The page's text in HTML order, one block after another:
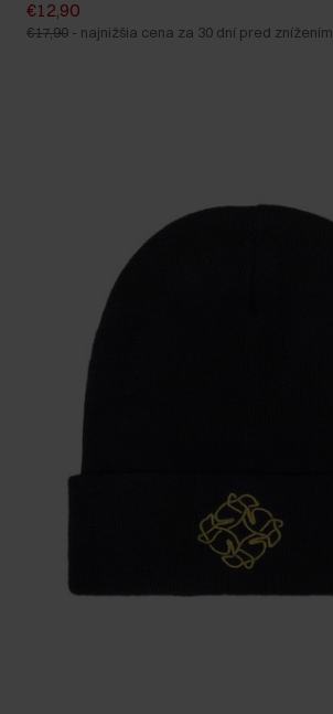
€12,90
€17,90 - najnižšia cena za 30 dní pred znížením